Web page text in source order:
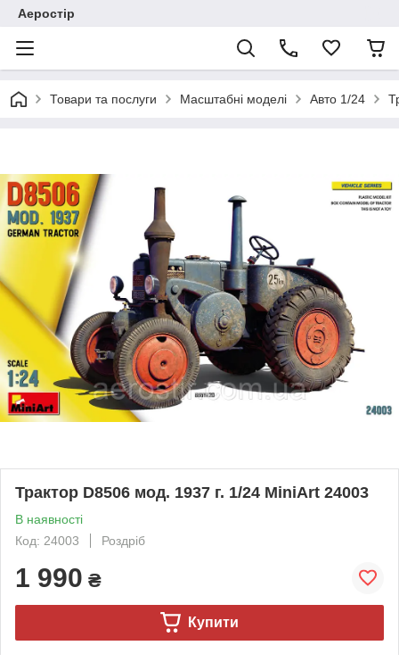
Аеростір
Товари та послуги Масштабні моделі Авто 1/24
Трактор D8506 мод. 1937 г. 1/24 MiniArt 24003
В наявності
Код: 24003
Роздріб
1 990 ₴
Купити